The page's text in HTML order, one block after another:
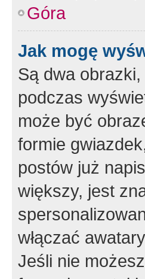
Góra
Jak mogę
Są dwa
podczas
może być
formie
postów już
większy, jest
włączać
Jeśli nie